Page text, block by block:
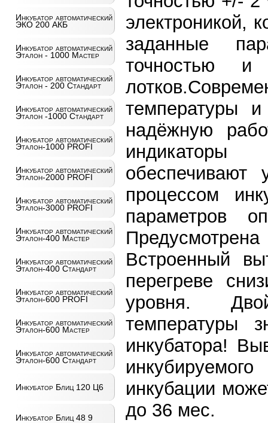
Инкубатор автоматический
ЭКО 200 АКБ
Инкубатор автоматический
Эталон - 1000 Мастер
Инкубатор автоматический
Эталон - 200 Стандарт
Инкубатор автоматический
Эталон -1000 Стандарт
Инкубатор автоматический
Эталон-1000 PROFI
Инкубатор автоматический
Эталон-2000 PROFI
Инкубатор автоматический
Эталон-3000 PROFI
Инкубатор автоматический
Эталон-400 Мастер
Инкубатор автоматический
Эталон-400 Стандарт
Инкубатор автоматический
Эталон-600 PROFI
Инкубатор автоматический
Эталон-600 Мастер
Инкубатор автоматический
Эталон-600 Стандарт
Инкубатор Блиц 120 Ц6
Инкубатор Блиц 48 9
электроникой,
заданные
точностью и
температуры
надёжную
процессом
параметров
Встроенный
перегреве
уровня.
температуры
инкубатора!
инкубации
до 36 мес.